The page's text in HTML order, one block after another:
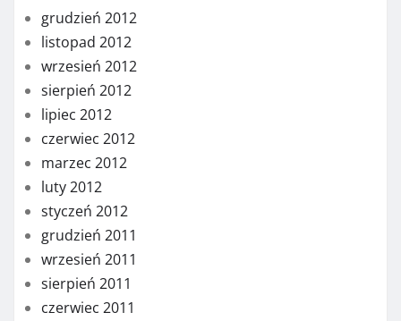
grudzień 2012
listopad 2012
wrzesień 2012
sierpień 2012
lipiec 2012
czerwiec 2012
marzec 2012
luty 2012
styczeń 2012
grudzień 2011
wrzesień 2011
sierpień 2011
czerwiec 2011